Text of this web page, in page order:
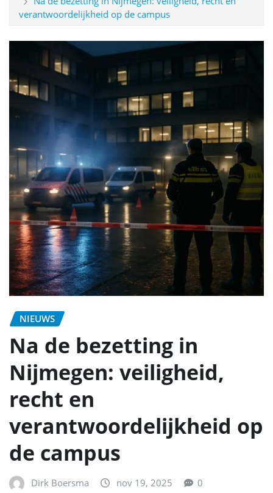
verantwoordelijkheid op de campus
NIEUWS
Na de bezetting in
Nijmegen: veiligheid,
recht en
verantwoordelijkheid op
de campus
Dirk Boersma nov 19, 2025 0